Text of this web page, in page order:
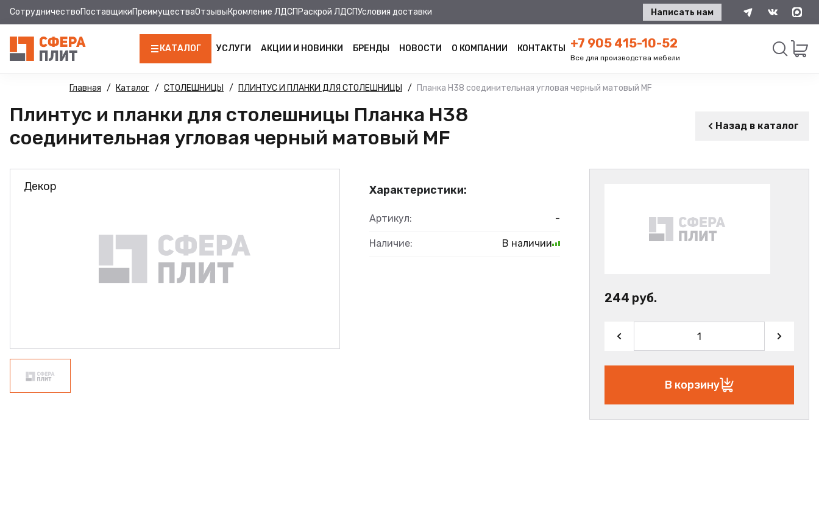
СотрудничествоПоставщикиПреимуществаОтзывыКромление ЛДСП Раскрой ЛДСПУсловия доставки Написать нам
КАТАЛОГ
ЛДСП
КРОМКА
МДФ
МДФ ПАНЕЛИ
ДВПО
ФАНЕРА
УСЛУГИ АКЦИИ И НОВИНКИ БРЕНДЫ НОВОСТИ О КОМПАНИИ КОНТАКТЫ +7 905 415-10-52
Все для производства мебели
Главная Каталог СТОЛЕШНИЦЫ ПЛИНТУС И ПЛАНКИ ДЛЯ СТОЛЕШНИЦЫ Планка Н38 соединительная угловая черный матовый MF
Плинтус и планки для столешницы Планка Н38
соединительная угловая черный матовый MF
Назад в каталог
Декор Характеристики:
Артикул: -
Наличие: В наличии
244 руб.
В корзину